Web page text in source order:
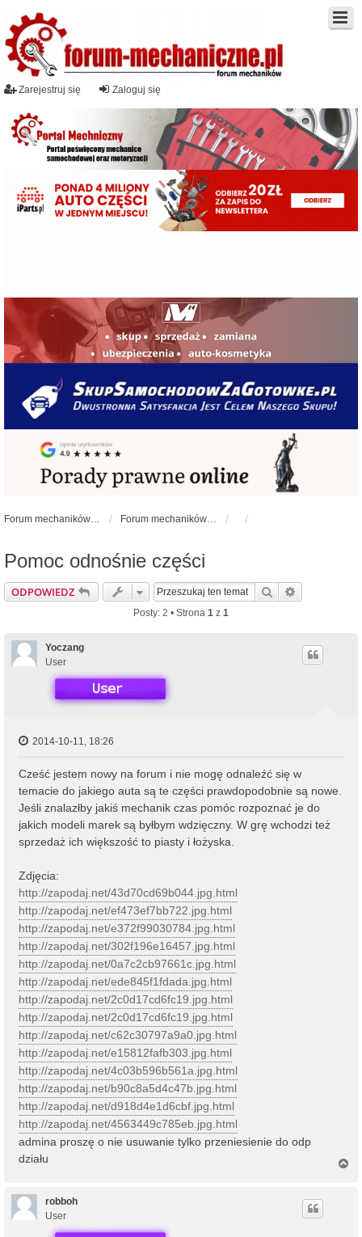
Zaloguj się
Zarejestruj się
Forum mechaników samochodowych - forum-mechaniczne.pl Forum mechaników samochodowych
Pomoc odnośnie części
ODPOWIEDZ Szukaj
Posty: 2 • Strona 1 z 1
Yoczang
User
2014-10-11, 18:26
Cześć jestem nowy na forum i nie mogę odnaleźć się w
temacie do jakiego auta są te części prawdopodobnie są nowe.
Jeśli znalazłby jakiś mechanik czas pomóc rozpoznać je do
jakich modeli marek są byłbym wdzięczny. W grę wchodzi też
sprzedaż ich większość to piasty i łożyska.
Zdjęcia:
http://zapodaj.net/43d70cd69b044.jpg.html
http://zapodaj.net/ef473ef7bb722.jpg.html
http://zapodaj.net/e372f99030784.jpg.html
http://zapodaj.net/302f196e16457.jpg.html
http://zapodaj.net/0a7c2cb97661c.jpg.html
http://zapodaj.net/ede845f1fdada.jpg.html
http://zapodaj.net/2c0d17cd6fc19.jpg.html
http://zapodaj.net/2c0d17cd6fc19.jpg.html
http://zapodaj.net/c62c30797a9a0.jpg.html
http://zapodaj.net/e15812fafb303.jpg.html
http://zapodaj.net/4c03b596b561a.jpg.html
http://zapodaj.net/b90c8a5d4c47b.jpg.html
http://zapodaj.net/d918d4e1d6cbf.jpg.html
http://zapodaj.net/4563449c785eb.jpg.html
admina proszę o nie usuwanie tylko przeniesienie do odp
działu
robboh
User